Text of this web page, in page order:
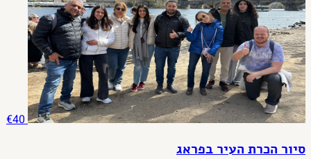
€40
סיור הכרת העיר בפראג